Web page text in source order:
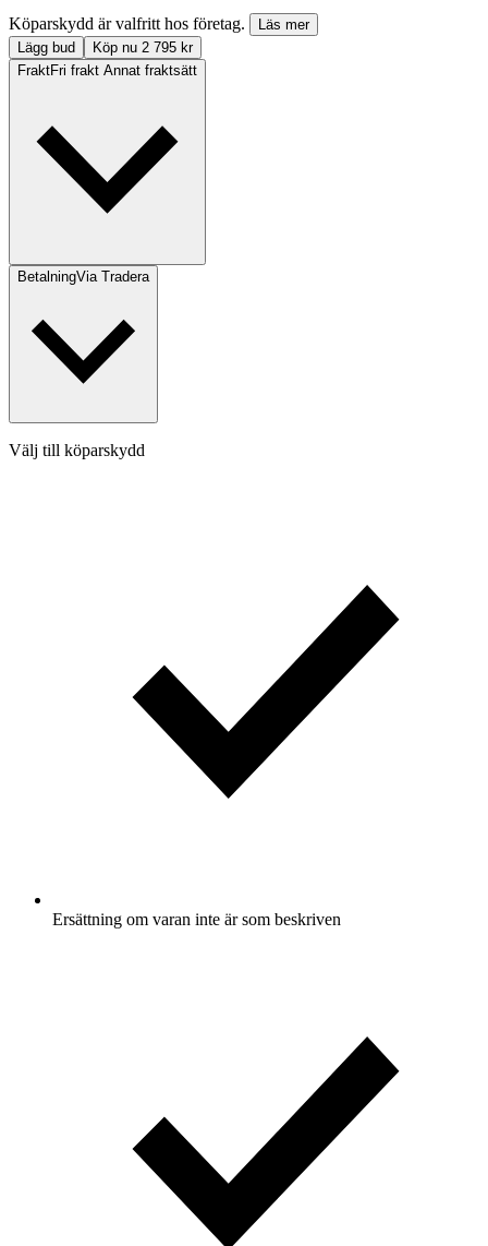
Köparskydd är valfritt hos företag.
Läs mer
Lägg bud
Köp nu 2 795 kr
FraktFri frakt Annat fraktsätt
BetalningVia Tradera
Välj till köparskydd
Ersättning om varan inte är som beskriven